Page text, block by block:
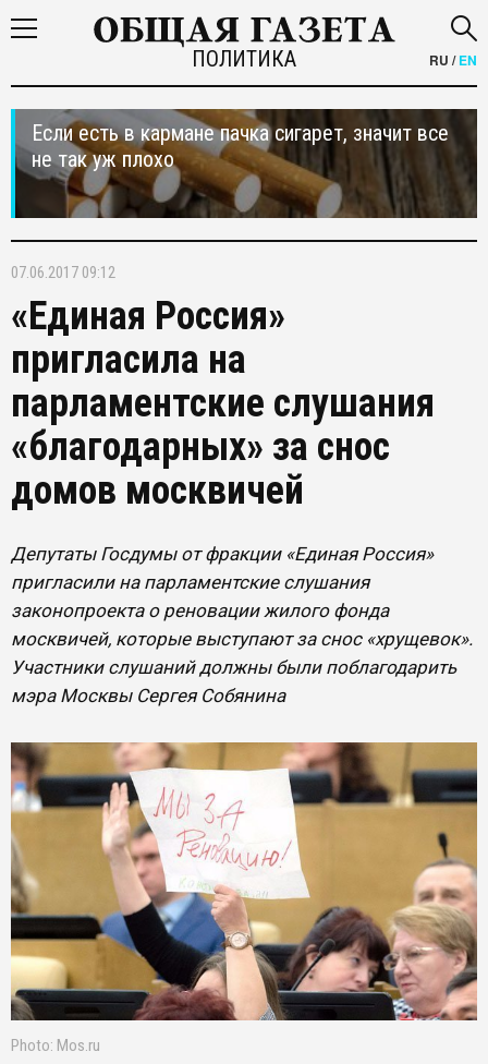
ПОЛИТИКА RU /EN
Если есть в кармане пачка сигарет, значит все
не так уж плохо
07.06.2017 09:12
«Единая Россия»
пригласила на
парламентские слушания
«благодарных» за снос
домов москвичей
Депутаты Госдумы от фракции «Единая Россия»
пригласили на парламентские слушания
законопроекта о реновации жилого фонда
москвичей, которые выступают за снос «хрущевок».
Участники слушаний должны были поблагодарить
мэра Москвы Сергея Собянина
Photo: Mos.ru